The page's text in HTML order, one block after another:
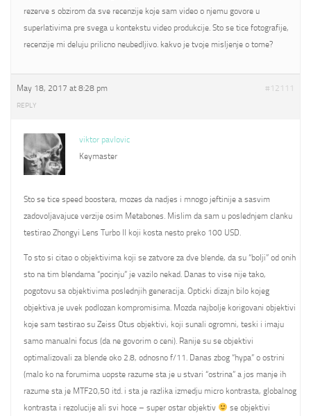
rezerve s obzirom da sve recenzije koje sam video o njemu govore u
superlativima pre svega u kontekstu video produkcije. Sto se tice fotografije,
recenzije mi deluju prilicno neubedljivo. kakvo je tvoje misljenje o tome?
May 18, 2017 at 8:28 pm #12111
REPLY
viktor pavlovic
Keymaster
Sto se tice speed boostera, mozes da nadjes i mnogo jeftinije a sasvim
zadovoljavajuce verzije osim Metabones. Mislim da sam u poslednjem clanku
testirao Zhongyi Lens Turbo II koji kosta nesto preko 100 USD.
To sto si citao o objektivima koji se zatvore za dve blende, da su “bolji” od onih
sto na tim blendama “pocinju” je vazilo nekad. Danas to vise nije tako,
pogotovu sa objektivima poslednjih generacija. Opticki dizajn bilo kojeg
objektiva je uvek podlozan kompromisima. Mozda najbolje korigovani objektivi
koje sam testirao su Zeiss Otus objektivi, koji sunali ogromni, teski i imaju
samo manualni focus (da ne govorim o ceni). Ranije su se objektivi
optimalizovali za blende oko 2.8, odnosno f/11. Danas zbog “hypa” o ostrini
(malo ko na forumima uopste razume sta je u stvari “ostrina” a jos manje ih
razume sta je MTF20,50 itd. i sta je razlika izmedju micro kontrasta, globalnog
kontrasta i rezolucije ali svi hoce – super ostar objektiv
se objektivi